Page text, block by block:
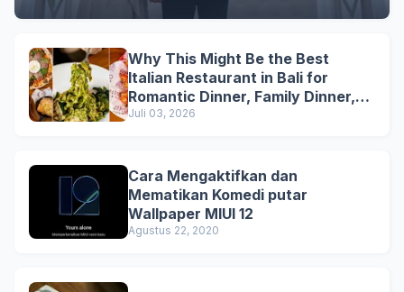
Why This Might Be the Best
Italian Restaurant in Bali for
Romantic Dinner, Family Dinner,
and Business Lunch
Juli 03, 2026
Cara Mengaktifkan dan
Mematikan Komedi putar
Wallpaper MIUI 12
Agustus 22, 2020